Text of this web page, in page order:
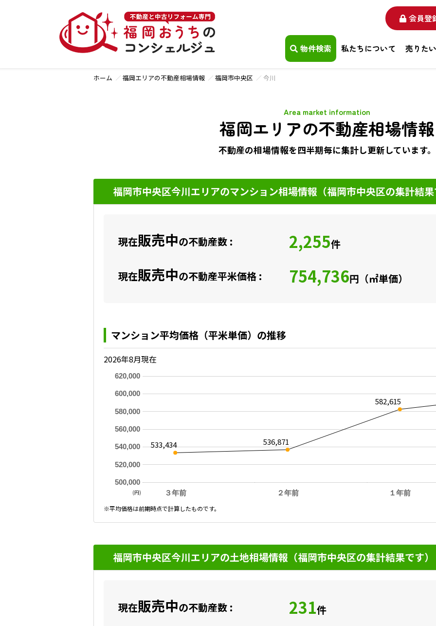
会員登
物件検索 私たちについて 売りたい
ホーム 福岡エリアの不動産相場情報 福岡市中央区 今川
福岡エリアの不動産相場情報
Area market information
不動産の相場情報を四半期毎に集計し更新しています。
福岡市中央区今川エリアのマンション相場情報（福岡市中央区の集計結
現在販売中の不動産数 : 2,255件
現在販売中の不動産平米価格 : 754,736円（㎡単価）
マンション平均価格（平米単価）の推移
2026年8月現在
３年前 ２年前 １年前
500,000
520,000
540,000
560,000
580,000
600,000
620,000
533,434 536,871
582,615
(円)
※平均価格は前期時点で計算したものです。
福岡市中央区今川エリアの土地相場情報（福岡市中央区の集計結果です）
現在販売中の不動産数 : 231件